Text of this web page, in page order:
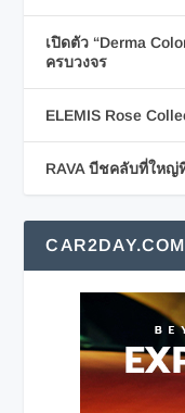
เปิดตัว “Derma
ครบวงจร
ELEMIS Rose
RAVA บีชคลับที่ใหญ่
CAR2DAY.COM